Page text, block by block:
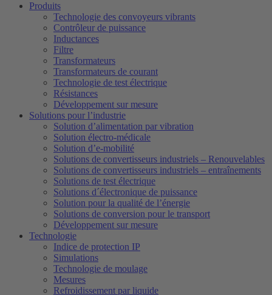
Produits
Technologie des convoyeurs vibrants
Contrôleur de puissance
Inductances
Filtre
Transformateurs
Transformateurs de courant
Technologie de test électrique
Résistances
Développement sur mesure
Solutions pour l’industrie
Solution d’alimentation par vibration
Solution électro-médicale
Solution d’e-mobilité
Solutions de convertisseurs industriels – Renouvelables
Solutions de convertisseurs industriels – entraînements
Solutions de test électrique
Solutions d´électronique de puissance
Solution pour la qualité de l’énergie
Solutions de conversion pour le transport
Développement sur mesure
Technologie
Indice de protection IP
Simulations
Technologie de moulage
Mesures
Refroidissement par liquide